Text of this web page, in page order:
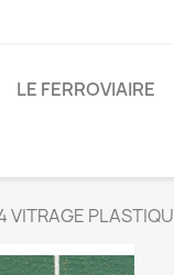
LE FERROVIAIRE
VITRAGE